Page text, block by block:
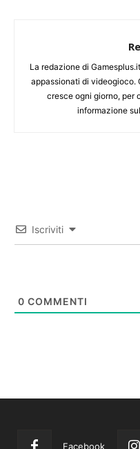
La redazione di
appassionati di videogioco.
cresce ogni giorno, per
informazione
Iscriviti
0 COMMENTI
Facebook